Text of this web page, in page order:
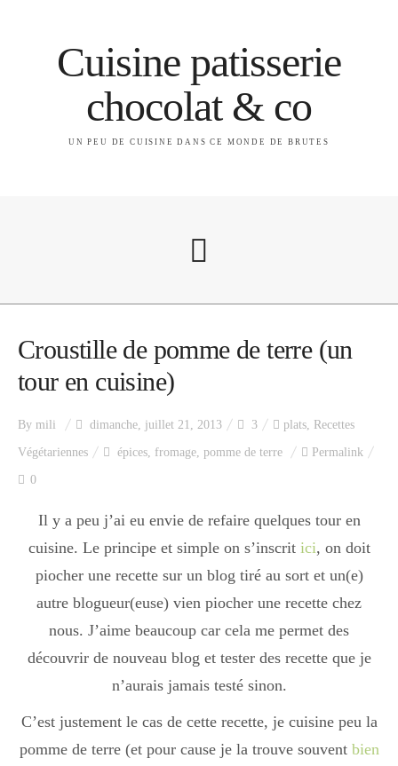
Cuisine patisserie
chocolat & co
UN PEU DE CUISINE DANS CE MONDE DE BRUTES
A propos
Index des recettes
Catégories
Apéro
Entrée
plats
Dessert
Croustille de pomme de terre (un
tour en cuisine)
By mili dimanche, juillet 21, 2013 3 plats, Recettes
Végétariennes épices, fromage, pomme de terre Permalink
0
Il y a peu j’ai eu envie de refaire quelques tour en
cuisine. Le principe et simple on s’inscrit ici, on doit
piocher une recette sur un blog tiré au sort et un(e)
autre blogueur(euse) vien piocher une recette chez
nous. J’aime beaucoup car cela me permet des
découvrir de nouveau blog et tester des recette que je
n’aurais jamais testé sinon.
C’est justement le cas de cette recette, je cuisine peu la
pomme de terre (et pour cause je la trouve souvent bien